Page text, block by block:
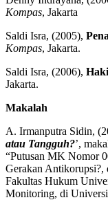
Kompas, Jakarta
Saldi Isra, (2005),
Kompas, Jakarta.
Saldi Isra, (2006),
Jakarta.
Makalah
A. Irmanputra Sidin,
atau Tangguh?’,
“Putusan MK Nomor
Gerakan Antikorupsi?,
Fakultas Hukum
Monitoring, di